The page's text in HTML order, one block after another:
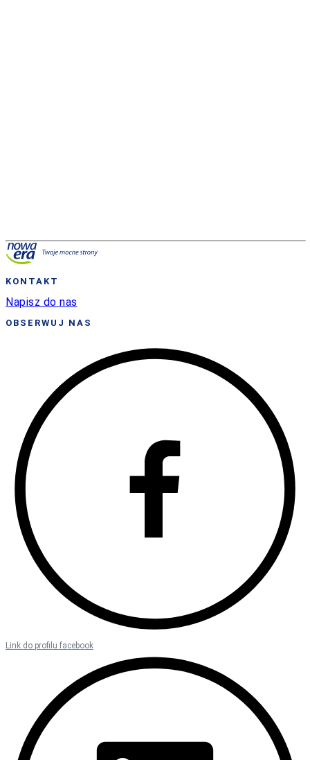
KONTAKT
Napisz do nas
OBSERWUJ NAS
Link do profilu facebook